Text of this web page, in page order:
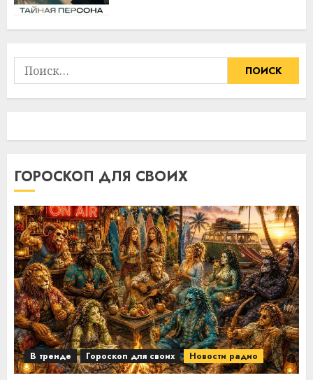
Найти:
ГОРОСКОП ДЛЯ СВОИХ
В тренде Гороскоп для своих Новости радио